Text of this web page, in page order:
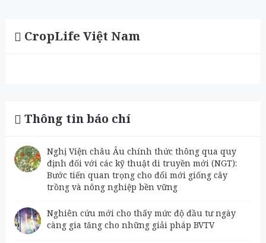
CropLife Việt Nam
Thông tin báo chí
Nghị Viện châu Âu chính thức thông qua quy
định đối với các kỹ thuật di truyền mới (NGT):
Bước tiến quan trọng cho đổi mới giống cây
trồng và nông nghiệp bền vững
Nghiên cứu mới cho thấy mức độ đầu tư ngày
càng gia tăng cho những giải pháp BVTV